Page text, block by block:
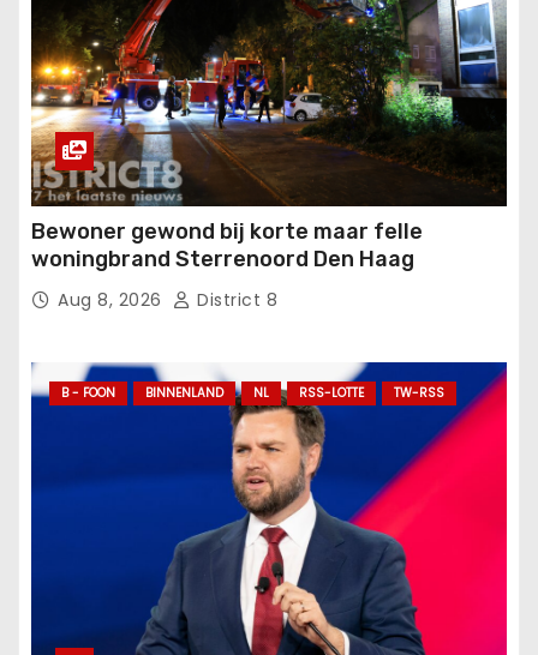
Bewoner gewond bij korte maar felle
woningbrand Sterrenoord Den Haag
Aug 8, 2026 District 8
B - FOON BINNENLAND NL RSS-LOTTE TW-RSS